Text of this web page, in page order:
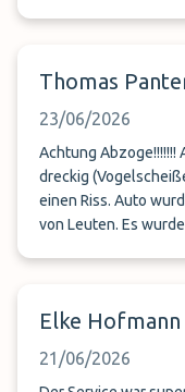
Thomas
23/06/2026
Achtung Abzoge!!!!!!!
dreckig
einen Riss. Auto
von Leuten. Es wurde
Elke Hofmann
21/06/2026